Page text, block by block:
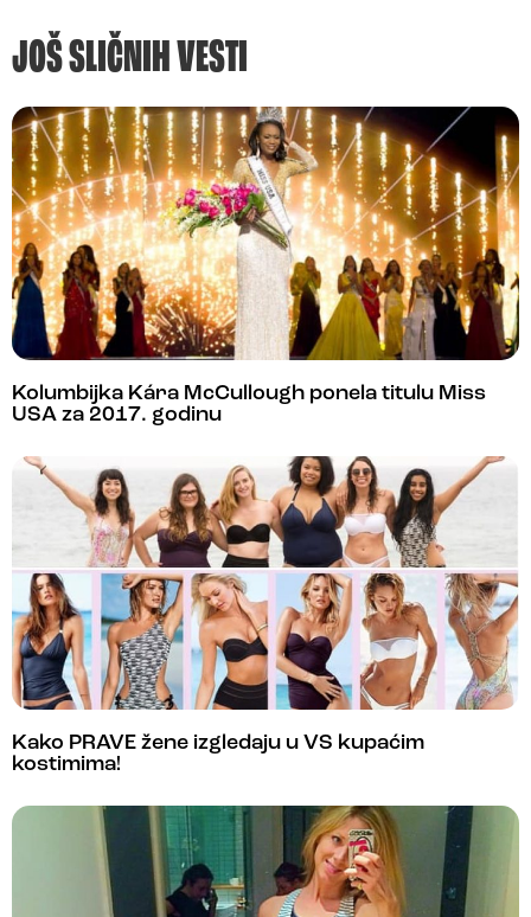
JOŠ SLIČNIH VESTI
Kolumbijka Kára McCullough ponela titulu Miss
USA za 2017. godinu
Kako PRAVE žene izgledaju u VS kupaćim
kostimima!